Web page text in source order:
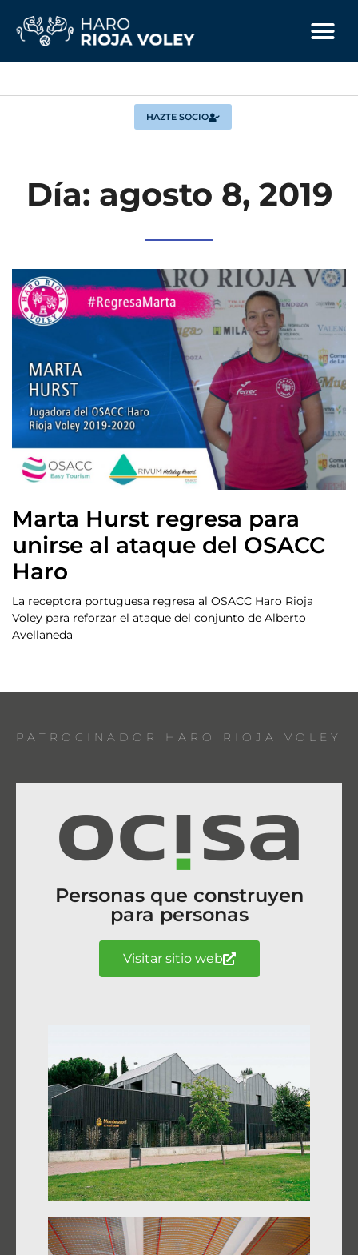
HAZTE SOCIO
Día: agosto 8, 2019
Marta Hurst regresa para
unirse al ataque del OSACC
Haro
La receptora portuguesa regresa al OSACC Haro Rioja
Voley para reforzar el ataque del conjunto de Alberto
Avellaneda
PATROCINADOR HARO RIOJA VOLEY
Personas que construyen
para personas
Visitar sitio web